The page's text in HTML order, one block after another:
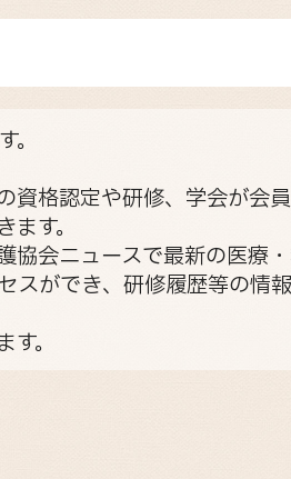
格認定や研修、学会が会
す。
会ニュースで最新の医療
スができ、研修履歴等の情
。